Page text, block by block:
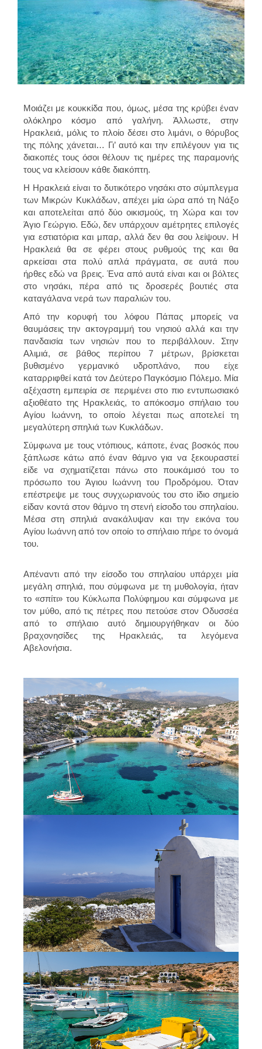
Μοιάζει με κουκκίδα που, όμως, μέσα της κρύβει έναν
ολόκληρο κόσμο από γαλήνη. Άλλωστε, στην
Ηρακλειά, μόλις το πλοίο δέσει στο λιμάνι, ο θόρυβος
της πόλης χάνεται… Γι’ αυτό και την επιλέγουν για τις
διακοπές τους όσοι θέλουν τις ημέρες της παραμονής
τους να κλείσουν κάθε διακόπτη.
Η Ηρακλειά είναι το δυτικότερο νησάκι στο σύμπλεγμα
των Μικρών Κυκλάδων, απέχει μία ώρα από τη Νάξο
και αποτελείται από δύο οικισμούς, τη Χώρα και τον
Άγιο Γεώργιο. Εδώ, δεν υπάρχουν αμέτρητες επιλογές
για εστιατόρια και μπαρ, αλλά δεν θα σου λείψουν. Η
Ηρακλειά θα σε φέρει στους ρυθμούς της και θα
αρκείσαι στα πολύ απλά πράγματα, σε αυτά που
ήρθες εδώ να βρεις. Ένα από αυτά είναι και οι βόλτες
στο νησάκι, πέρα από τις δροσερές βουτιές στα
καταγάλανα νερά των παραλιών του.
Από την κορυφή του λόφου Πάπας μπορείς να
θαυμάσεις την ακτογραμμή του νησιού αλλά και την
πανδαισία των νησιών που το περιβάλλουν. Στην
Αλιμιά, σε βάθος περίπου 7 μέτρων, βρίσκεται
βυθισμένο γερμανικό υδροπλάνο, που είχε
καταρριφθεί κατά τον Δεύτερο Παγκόσμιο Πόλεμο. Μία
αξέχαστη εμπειρία σε περιμένει στο πιο εντυπωσιακό
αξιοθέατο της Ηρακλειάς, το απόκοσμο σπήλαιο του
Αγίου Ιωάννη, το οποίο λέγεται πως αποτελεί τη
μεγαλύτερη σπηλιά των Κυκλάδων.
Σύμφωνα με τους ντόπιους, κάποτε, ένας βοσκός που
ξάπλωσε κάτω από έναν θάμνο για να ξεκουραστεί
είδε να σχηματίζεται πάνω στο πουκάμισό του το
πρόσωπο του Άγιου Ιωάννη του Προδρόμου. Όταν
επέστρεψε με τους συγχωριανούς του στο ίδιο σημείο
είδαν κοντά στον θάμνο τη στενή είσοδο του σπηλαίου.
Μέσα στη σπηλιά ανακάλυψαν και την εικόνα του
Αγίου Ιωάννη από τον οποίο το σπήλαιο πήρε το όνομά
του.
Απέναντι από την είσοδο του σπηλαίου υπάρχει μία
μεγάλη σπηλιά, που σύμφωνα με τη μυθολογία, ήταν
το «σπίτι» του Κύκλωπα Πολύφημου και σύμφωνα με
τον μύθο, από τις πέτρες που πετούσε στον Οδυσσέα
από το σπήλαιο αυτό δημιουργήθηκαν οι δύο
βραχονησίδες της Ηρακλειάς, τα λεγόμενα
Αβελονήσια.